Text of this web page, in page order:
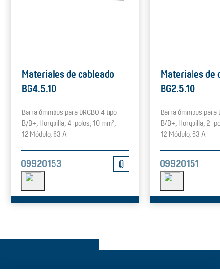
Materiales de cableado
BG4.5.10
Barra ómnibus para DRCBO 4 tipo
B/B+, Horquilla, 4-polos, 10 mm²,
12 Módulo, 63 A
09920153
Materiales de
BG2.5.10
Barra ómnibus para
B/B+, Horquilla, 2-
12 Módulo, 63 A
09920151